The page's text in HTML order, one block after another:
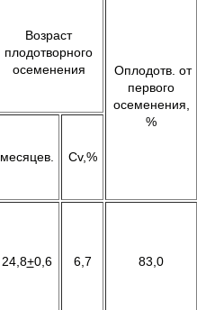
Возраст
плодотворного
осеменения
Оплодотв. от
первого
осеменения,
%
месяцев. Cv,%
24,8+0,6 6,7 83,0